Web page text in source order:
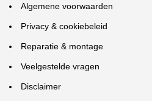
Algemene voorwaarden
Privacy & cookiebeleid
Reparatie & montage
Veelgestelde vragen
Disclaimer